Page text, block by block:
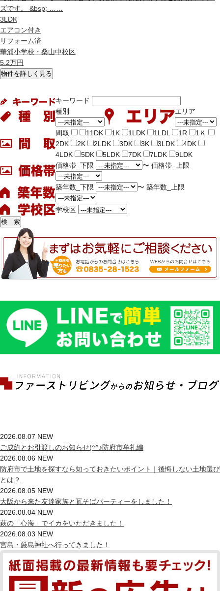
ズです。 &bsp; ……
3LDK
エアコン付き
リフォーム済
華浦小学校・桑山中校区
5.2万円
物件を詳しく見る
キーワード
種別
エリア
間取 11DK 1K 1LDK 1LDL 1R
1Ｋ
2DK
2K 2LDK 3DK 3K 3LDK
4DK
4LDK
5DK 5LDK 7DK 7LDK
9LDK
価格帯_下限
〜 価格帯_上限
築年数_下限 〜 築年数_上限
学校区
2026.08.07 NEW
ご成約とお引渡しのお知らせ(^^♪防府市牟礼編
2026.08.06 NEW
防府市で土地を探すなら知っておきたいポイント｜後悔しない土地選び
とは？
2026.08.05 NEW
大阪から来た友達家族と瓦そばパーティーをしました！
2026.08.04 NEW
萩の「心海」でイカをいただきました！
2026.08.03 NEW
宮島・厳島神社へ行ってきました！